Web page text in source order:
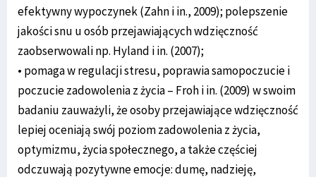
efektywny wypoczynek (Zahn i in., 2009); polepszenie
jakości snu u osób przejawiających wdzięczność
zaobserwowali np. Hyland i in. (2007);
• pomaga w regulacji stresu, poprawia samopoczucie i
poczucie zadowolenia z życia – Froh i in. (2009) w swoim
badaniu zauważyli, że osoby przejawiające wdzięczność
lepiej oceniają swój poziom zadowolenia z życia,
optymizmu, życia społecznego, a także częściej
odczuwają pozytywne emocje: dumę, nadzieję,